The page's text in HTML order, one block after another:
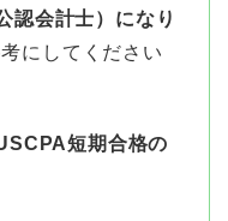
認会計士）になり
考にしてください
短期合格の